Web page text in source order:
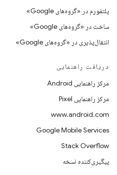
پلتفورم در «گروه‌های Google»
ساخت در «گروه‌های Google»
انتقال‌پذیری در «گروه‌های Google»
دریافت راهنمایی
مرکز راهنمایی Android
مرکز راهنمایی Pixel
www.android.com
Google Mobile Services
Stack Overflow
پیگیری‌کننده نسخه